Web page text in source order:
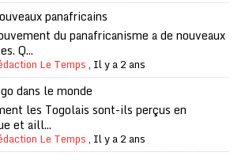
panafricains
du panafricanisme a de nouveaux
Q...
Le Temps, Il y a 2 ans
dans le monde
les Togolais sont-ils perçus en
et aill...
Le Temps, Il y a 2 ans